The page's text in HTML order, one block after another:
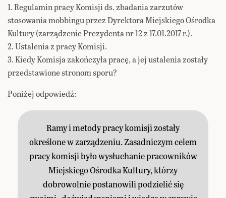
1. Regulamin pracy Komisji ds. zbadania zarzutów
stosowania mobbingu przez Dyrektora Miejskiego Ośrodka
Kultury (zarządzenie Prezydenta nr 12 z 17.01.2017 r.).
2. Ustalenia z pracy Komisji.
3. Kiedy Komisja zakończyła pracę, a jej ustalenia zostały
przedstawione stronom sporu?
Poniżej odpowiedź:
Ramy i metody pracy komisji zostały
określone w zarządzeniu. Zasadniczym celem
pracy komisji było wysłuchanie pracowników
Miejskiego Ośrodka Kultury, którzy
dobrowolnie postanowili podzielić się